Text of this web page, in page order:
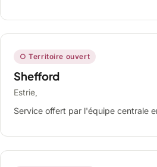
○ Territoire ouvert
Shefford
Estrie,
Service offert par l'équipe centrale